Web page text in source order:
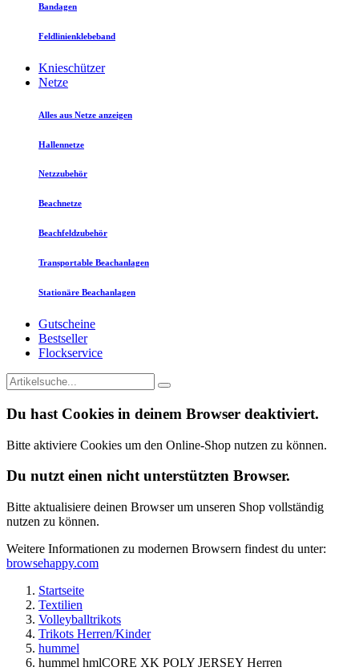
Bandagen
Feldlinienklebeband
Knieschützer
Netze
Alles aus Netze anzeigen
Hallennetze
Netzzubehör
Beachnetze
Beachfeldzubehör
Transportable Beachanlagen
Stationäre Beachanlagen
Gutscheine
Bestseller
Flockservice
Du hast Cookies in deinem Browser deaktiviert.
Bitte aktiviere Cookies um den Online-Shop nutzen zu können.
Du nutzt einen nicht unterstützten Browser.
Bitte aktualisiere deinen Browser um unseren Shop vollständig
nutzen zu können.
Weitere Informationen zu modernen Browsern findest du unter:
browsehappy.com
Startseite
Textilien
Volleyballtrikots
Trikots Herren/Kinder
hummel
hummel hmlCORE XK POLY JERSEY Herren